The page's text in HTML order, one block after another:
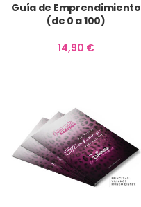
Guía de Emprendimiento
(de 0 a 100)
14,90 €